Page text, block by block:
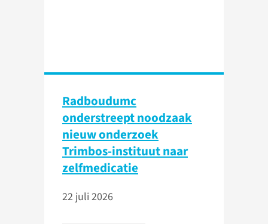
Radboudumc
onderstreept noodzaak
nieuw onderzoek
Trimbos-instituut naar
zelfmedicatie
22 juli 2026